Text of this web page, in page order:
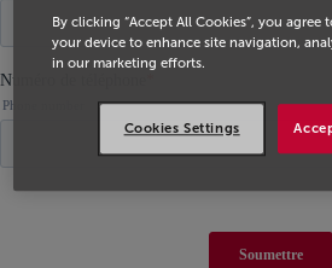
By clicking “Accept All Cookies”, you
your device to enhance site navigation,
in our marketing efforts.
Cookies Settings